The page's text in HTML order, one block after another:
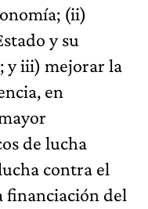
(ii)
y su
y iii) mejorar la
en
de lucha
contra el
financiación del